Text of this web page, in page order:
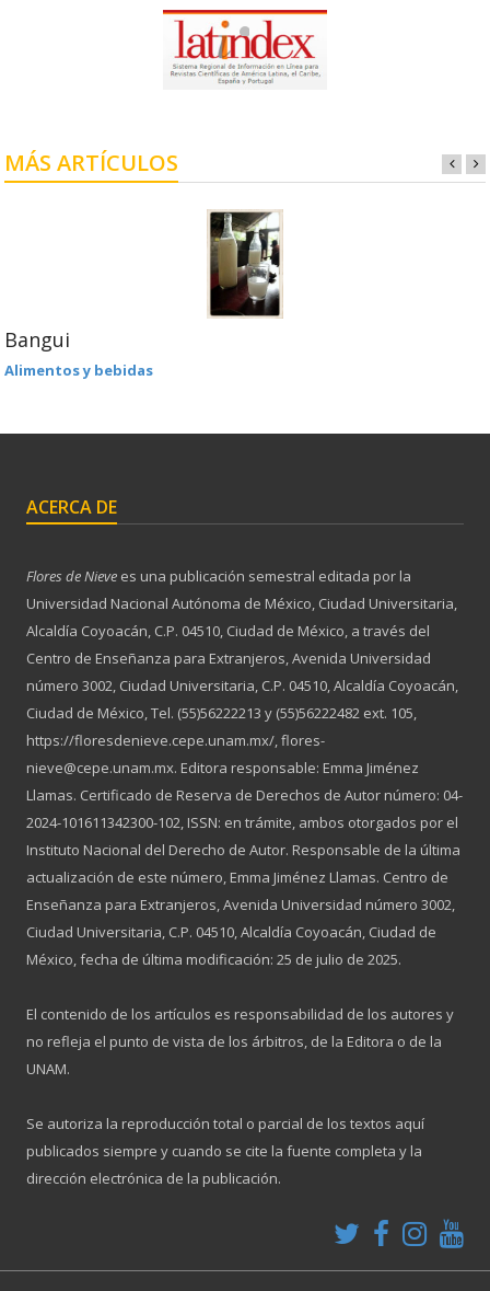
MÁS ARTÍCULOS
Bangui
Alimentos y bebidas
ACERCA DE
Flores de Nieve es una publicación semestral editada por la
Universidad Nacional Autónoma de México, Ciudad Universitaria,
Alcaldía Coyoacán, C.P. 04510, Ciudad de México, a través del
Centro de Enseñanza para Extranjeros, Avenida Universidad
número 3002, Ciudad Universitaria, C.P. 04510, Alcaldía Coyoacán,
Ciudad de México, Tel. (55)56222213 y (55)56222482 ext. 105,
https://floresdenieve.cepe.unam.mx/, flores-
nieve@cepe.unam.mx. Editora responsable: Emma Jiménez
Llamas. Certificado de Reserva de Derechos de Autor número: 04-
2024-101611342300-102, ISSN: en trámite, ambos otorgados por el
Instituto Nacional del Derecho de Autor. Responsable de la última
actualización de este número, Emma Jiménez Llamas. Centro de
Enseñanza para Extranjeros, Avenida Universidad número 3002,
Ciudad Universitaria, C.P. 04510, Alcaldía Coyoacán, Ciudad de
México, fecha de última modificación: 25 de julio de 2025.
El contenido de los artículos es responsabilidad de los autores y
no refleja el punto de vista de los árbitros, de la Editora o de la
UNAM.
Se autoriza la reproducción total o parcial de los textos aquí
publicados siempre y cuando se cite la fuente completa y la
dirección electrónica de la publicación.